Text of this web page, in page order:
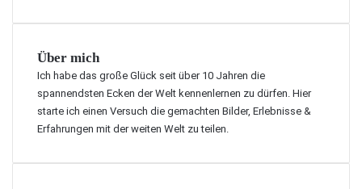
Über mich
Ich habe das große Glück seit über 10 Jahren die
spannendsten Ecken der Welt kennenlernen zu dürfen. Hier
starte ich einen Versuch die gemachten Bilder, Erlebnisse &
Erfahrungen mit der weiten Welt zu teilen.